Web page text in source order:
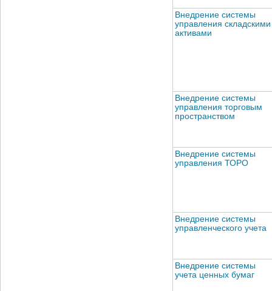
Внедрение системы
управления складскими
активами
Внедрение системы
управления торговым
пространством
Внедрение системы
управления ТОРО
Внедрение системы
управленческого учета
Внедрение системы
учета ценных бумаг